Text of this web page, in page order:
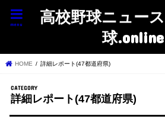
高校野球ニュー
球.online
menu
HOME 詳細レポート(47都道府県)
詳細レポート(47都道府県)